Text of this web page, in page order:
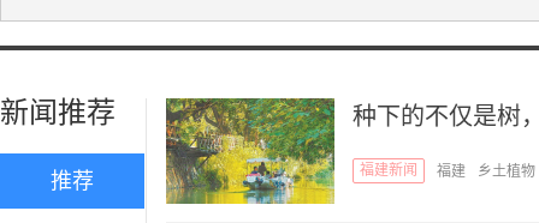
新闻推荐
推荐
种下的不仅是树
福建新闻 福建 乡土植物